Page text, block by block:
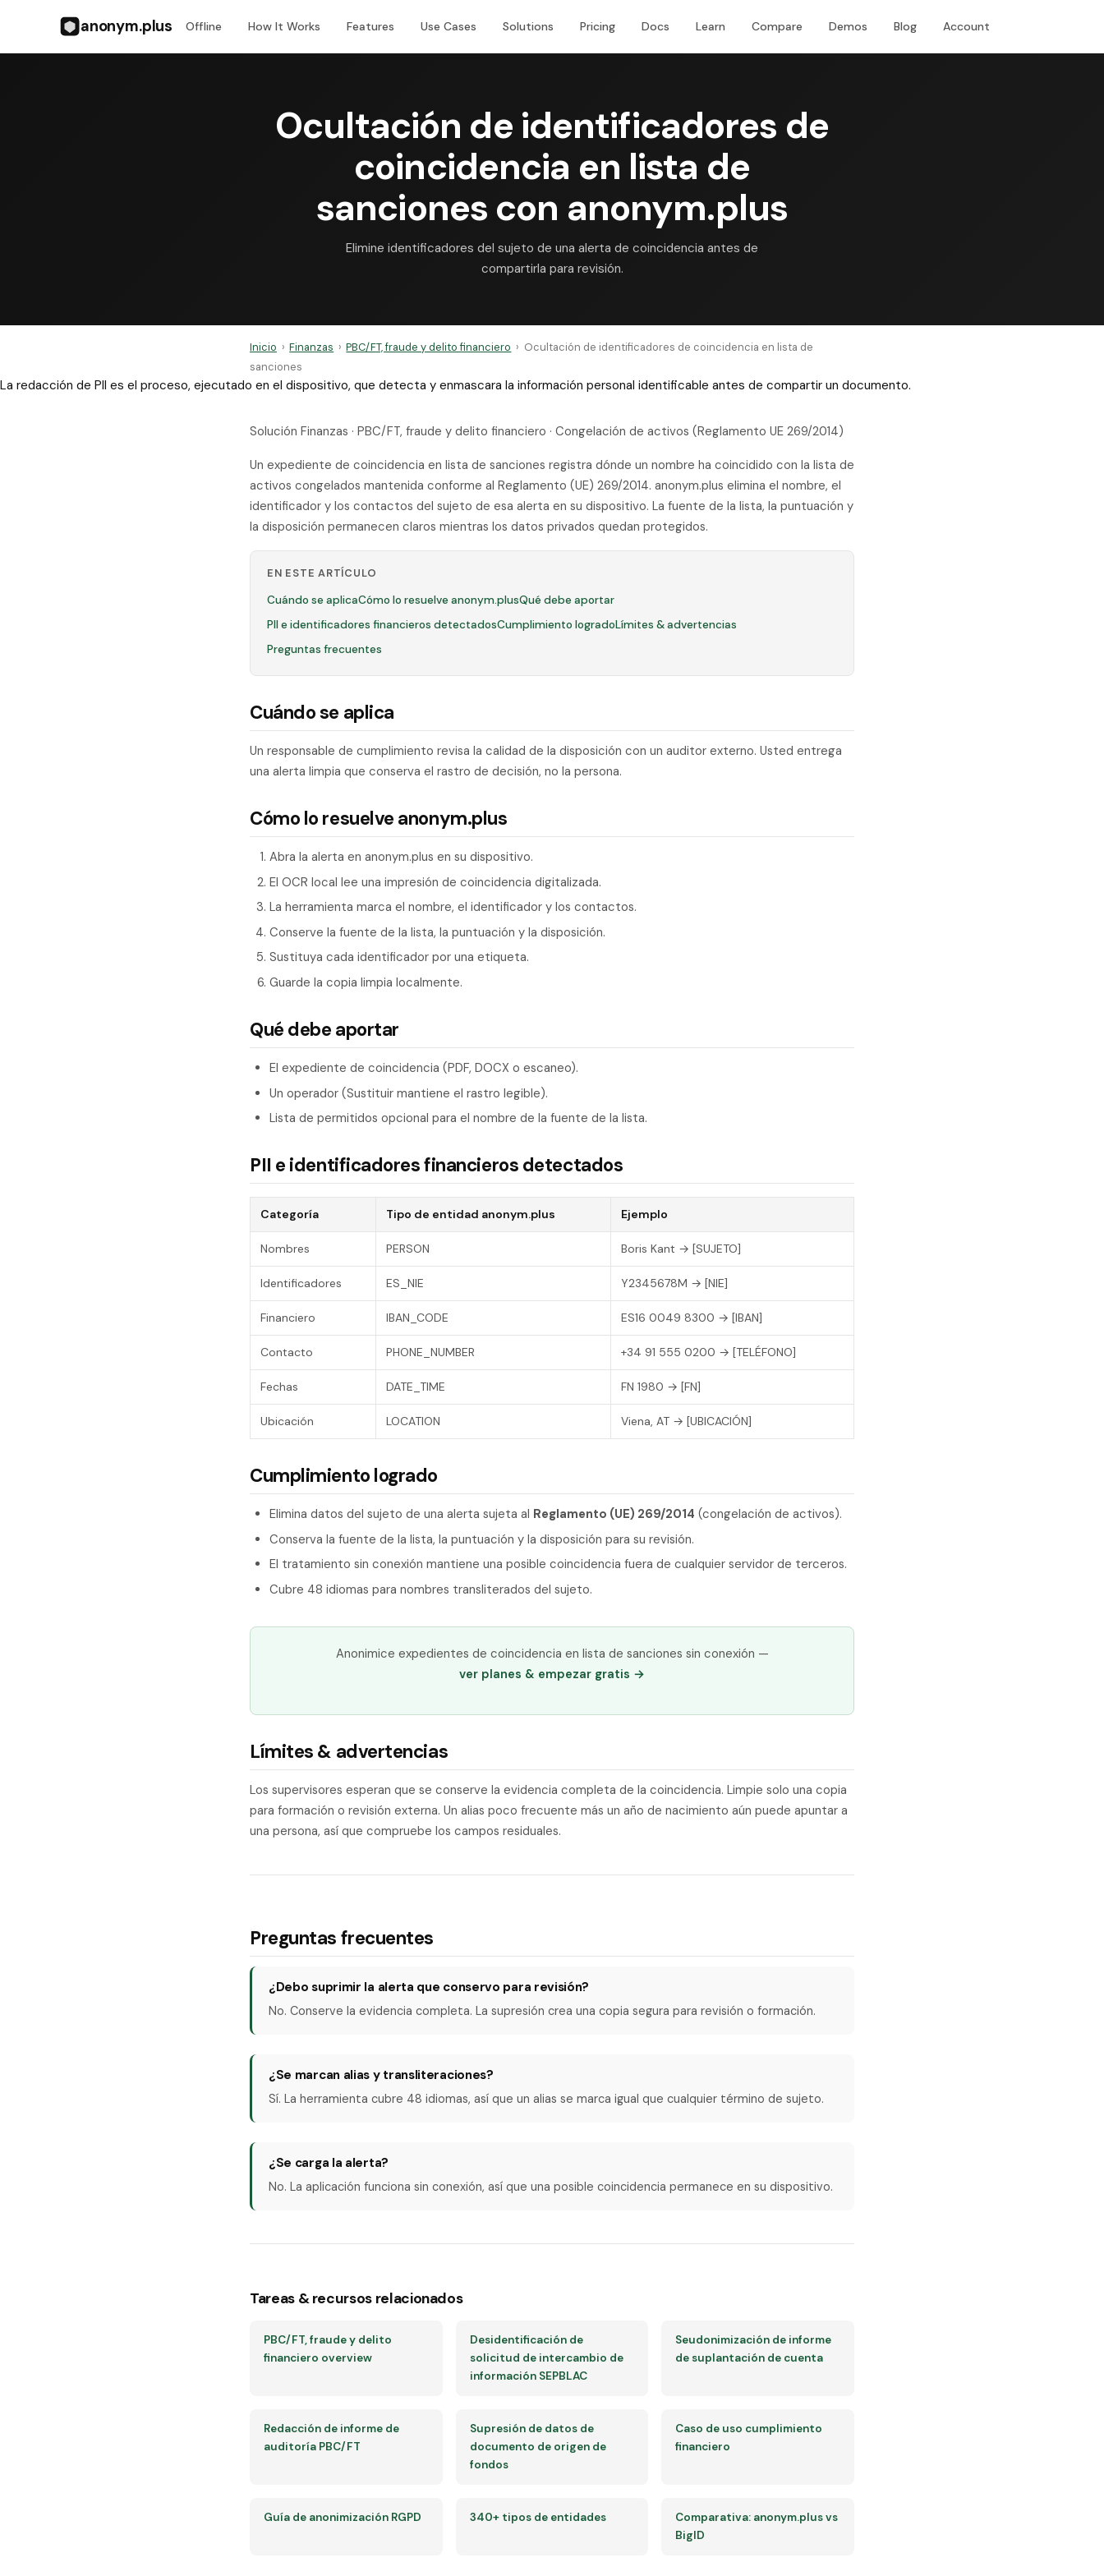
anonym.plus Offline How It Works Features Use Cases Solutions Pricing Docs Learn Compare Demos Blog Account
Ocultación de identificadores de
coincidencia en lista de
sanciones con anonym.plus
Elimine identificadores del sujeto de una alerta de coincidencia antes de
compartirla para revisión.
Inicio › Finanzas › PBC/FT, fraude y delito financiero › Ocultación de identificadores de coincidencia en lista de
sanciones
La redacción de PII es el proceso, ejecutado en el dispositivo, que detecta y enmascara la información personal identificable antes de compartir un documento.
Solución Finanzas · PBC/FT, fraude y delito financiero · Congelación de activos (Reglamento UE 269/2014)
Un expediente de coincidencia en lista de sanciones registra dónde un nombre ha coincidido con la lista de
activos congelados mantenida conforme al Reglamento (UE) 269/2014. anonym.plus elimina el nombre, el
identificador y los contactos del sujeto de esa alerta en su dispositivo. La fuente de la lista, la puntuación y
la disposición permanecen claros mientras los datos privados quedan protegidos.
EN ESTE ARTÍCULO
Cuándo se aplicaCómo lo resuelve anonym.plusQué debe aportar
PII e identificadores financieros detectadosCumplimiento logradoLímites & advertencias
Preguntas frecuentes
Cuándo se aplica
Un responsable de cumplimiento revisa la calidad de la disposición con un auditor externo. Usted entrega
una alerta limpia que conserva el rastro de decisión, no la persona.
Cómo lo resuelve anonym.plus
Abra la alerta en anonym.plus en su dispositivo.
El OCR local lee una impresión de coincidencia digitalizada.
La herramienta marca el nombre, el identificador y los contactos.
Conserve la fuente de la lista, la puntuación y la disposición.
Sustituya cada identificador por una etiqueta.
Guarde la copia limpia localmente.
Qué debe aportar
El expediente de coincidencia (PDF, DOCX o escaneo).
Un operador (Sustituir mantiene el rastro legible).
Lista de permitidos opcional para el nombre de la fuente de la lista.
PII e identificadores financieros detectados
Categoría Tipo de entidad anonym.plus Ejemplo
Nombres PERSON Boris Kant → [SUJETO]
Identificadores ES_NIE Y2345678M → [NIE]
Financiero IBAN_CODE ES16 0049 8300 → [IBAN]
Contacto PHONE_NUMBER +34 91 555 0200 → [TELÉFONO]
Fechas DATE_TIME FN 1980 → [FN]
Ubicación LOCATION Viena, AT → [UBICACIÓN]
Cumplimiento logrado
Elimina datos del sujeto de una alerta sujeta al Reglamento (UE) 269/2014 (congelación de activos).
Conserva la fuente de la lista, la puntuación y la disposición para su revisión.
El tratamiento sin conexión mantiene una posible coincidencia fuera de cualquier servidor de terceros.
Cubre 48 idiomas para nombres transliterados del sujeto.
Anonimice expedientes de coincidencia en lista de sanciones sin conexión —
ver planes & empezar gratis →
Límites & advertencias
Los supervisores esperan que se conserve la evidencia completa de la coincidencia. Limpie solo una copia
para formación o revisión externa. Un alias poco frecuente más un año de nacimiento aún puede apuntar a
una persona, así que compruebe los campos residuales.
Preguntas frecuentes
¿Debo suprimir la alerta que conservo para revisión?
No. Conserve la evidencia completa. La supresión crea una copia segura para revisión o formación.
¿Se marcan alias y transliteraciones?
Sí. La herramienta cubre 48 idiomas, así que un alias se marca igual que cualquier término de sujeto.
¿Se carga la alerta?
No. La aplicación funciona sin conexión, así que una posible coincidencia permanece en su dispositivo.
Tareas & recursos relacionados
PBC/FT, fraude y delito
financiero overview
Desidentificación de
solicitud de intercambio de
información SEPBLAC
Seudonimización de informe
de suplantación de cuenta
Redacción de informe de
auditoría PBC/FT
Supresión de datos de
documento de origen de
fondos
Caso de uso cumplimiento
financiero
Guía de anonimización RGPD 340+ tipos de entidades
Comparativa: anonym.plus vs
BigID